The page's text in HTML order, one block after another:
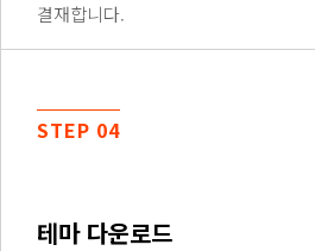
결재합니다.
STEP 04
테마 다운로드